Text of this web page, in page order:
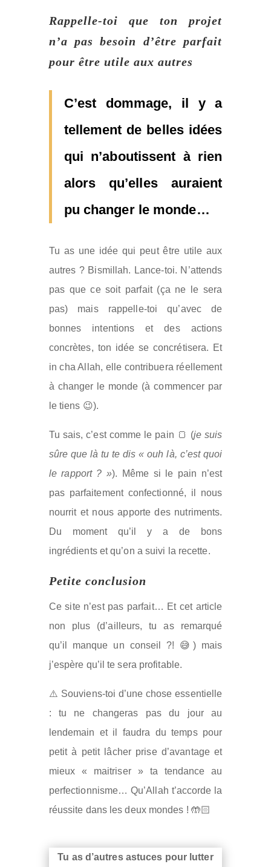
Rappelle-toi que ton projet
n’a pas besoin d’être parfait
pour être utile aux autres
C’est dommage, il y a
tellement de belles idées
qui n’aboutissent à rien
alors qu’elles auraient
pu changer le monde…
Tu as une idée qui peut être utile aux
autres ? Bismillah. Lance-toi. N’attends
pas que ce soit parfait (ça ne le sera
pas) mais rappelle-toi qu’avec de
bonnes intentions et des actions
concrètes, ton idée se concrétisera. Et
in cha Allah, elle contribuera réellement
à changer le monde (à commencer par
le tiens 😉).
Tu sais, c’est comme le pain 🍞 (je suis
sûre que là tu te dis « ouh là, c’est quoi
le rapport ? »). Même si le pain n’est
pas parfaitement confectionné, il nous
nourrit et nous apporte des nutriments.
Du moment qu’il y a de bons
ingrédients et qu’on a suivi la recette.
Petite conclusion
Ce site n’est pas parfait… Et cet article
non plus (d’ailleurs, tu as remarqué
qu’il manque un conseil ?! 😅) mais
j’espère qu’il te sera profitable.
⚠️ Souviens-toi d’une chose essentielle
: tu ne changeras pas du jour au
lendemain et il faudra du temps pour
petit à petit lâcher prise d’avantage et
mieux « maitriser » ta tendance au
perfectionnisme… Qu’Allah t’accorde la
réussite dans les deux mondes ! 🤲🏻
Tu as d’autres astuces pour lutter